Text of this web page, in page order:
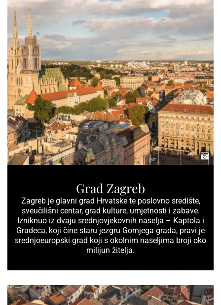
Zagreb je glavni grad Hrvatske te poslovno središte,
sveučilišni centar, grad kulture, umjetnosti i zabave.
Izniknuo iz dvaju srednjovjekovnih naselja – Kaptola i
Gradeca, koji čine staru jezgru Gornjega grada, pravi je
srednjoeuropski grad koji s okolnim naseljima broji oko
milijun žitelja.
Grad Zagreb